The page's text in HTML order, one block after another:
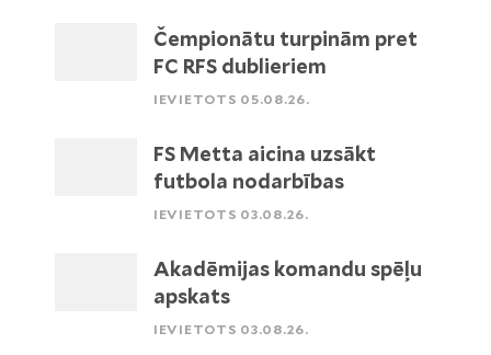
Čempionātu turpinām pret
FC RFS dublieriem
IEVIETOTS 05.08.26.
FS Metta aicina uzsākt
futbola nodarbības
IEVIETOTS 03.08.26.
Akadēmijas komandu spēļu
apskats
IEVIETOTS 03.08.26.